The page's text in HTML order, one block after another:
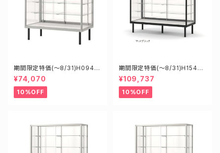
期間限定特価(～8/31)H0945
0S W900D450H900mm 新
型業務用ガラスケース ショーケ
ース
¥74,070
10%OFF
期間限定特価(～8/31)H15450
B W1500D450H900mm 新
型業務用ガラスケース ショーケ
ース
¥109,737
10%OFF